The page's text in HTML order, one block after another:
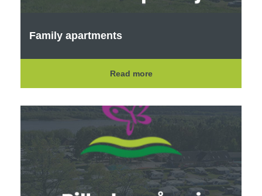
Family apartments
Read more